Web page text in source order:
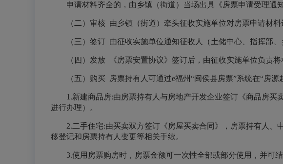
申请材料齐全的，由乡镇（街道）当场出具《房票申请受理通
（二）审核 由乡镇（街道）牵头征收实施单位对房票申请材
（三）签订 由征收实施单位通知征收人（土储中心、指挥部
（四）发放 《房票安置协议》签订后，由征收实施单位负责
（五）购买 房票持有人可通过e福州“闽侯县房票”系统在“房源
1.新建商品房:由房票持有人与房地产开发企业签订《商品房
进行办理）。
2.二手住宅:由买卖双方签订《房屋买卖合同》，房票持有人
移登记和房票持有人变更等相关手续。
3.使用房票购房时，房票金额可一次性全部或部分使用，并可